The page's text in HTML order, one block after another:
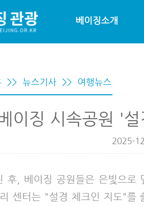
베이징소개
>> 뉴스기사 >> 여행뉴스
이징 시속공원 '
2025-
후, 베이징 공원들은 은빛으로
센터는 "설경 체크인 지도"를